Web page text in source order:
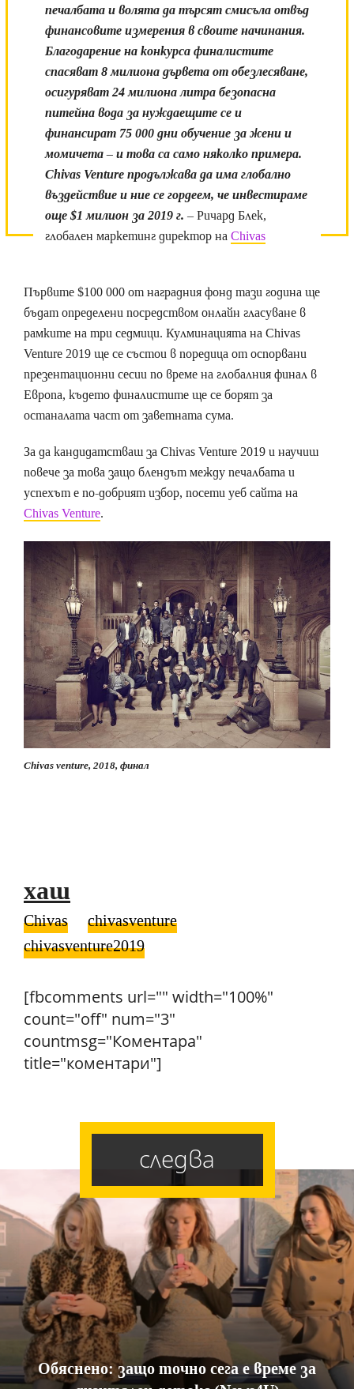
печалбата и волята да търсят смисъла отвъд
финансовите измерения в своите начинания.
Благодарение на конкурса финалистите
спасяват 8 милиона дървета от обезлесяване,
осигуряват 24 милиона литра безопасна
питейна вода за нуждаещите се и
финансират 75 000 дни обучение за жени и
момичета – и това са само няколко примера.
Chivas Venture продължава да има глобално
въздействие и ние се гордеем, че инвестираме
още $1 милион за 2019 г. – Ричард Блек,
глобален маркетинг директор наChivas
Първите $100 000 от наградния фонд тази година ще
бъдат определени посредством онлайн гласуване в
рамките на три седмици. Кулминацията на Chivas
Venture 2019 ще се състои в поредица от оспорвани
презентационни сесии по време на глобалния финал в
Европа, където финалистите ще се борят за
останалата част от заветната сума.
За да кандидатстваш за Chivas Venture 2019 и научиш
повече за това защо блендът между печалбата и
успехът е по-добрият избор, посети уеб сайта на
Chivas Venture.
Chivas venture, 2018, финал
хаш
Chivas
chivasventure
chivasventure2019
[fbcomments url="" width="100%"
count="off" num="3"
countmsg="Коментара"
title="коментари"]
следва
Обяснено: защо точно сега е време за